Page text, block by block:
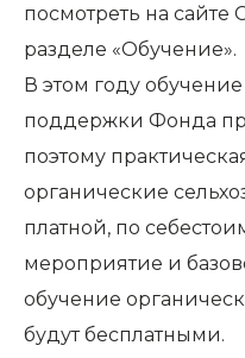
посмотреть на сайте
разделе «Обучение».
В этом году
поддержки Фонда
поэтому
органические
платной, по
мероприятие и
обучение
будут бесплатными.